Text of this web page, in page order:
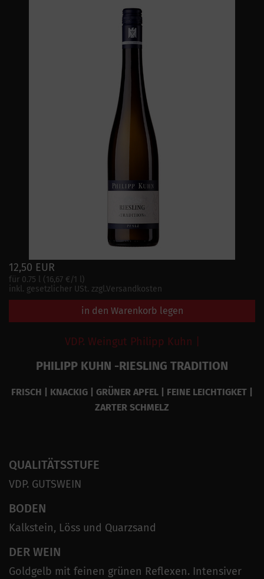
12,50 EUR
für 0.75 l (16,67 €/1 l)
inkl. gesetzlicher USt. zzgl.Versandkosten
in den Warenkorb legen
VDP. Weingut Philipp Kuhn |
PHILIPP KUHN -RIESLING TRADITION
FRISCH | KNACKIG | GRÜNER APFEL | FEINE LEICHTIGKET |
ZARTER SCHMELZ
QUALITÄTSSTUFE
VDP. GUTSWEIN
BODEN
Kalkstein, Löss und Quarzsand
DER WEIN
Goldgelb mit feinen grünen Reflexen. Intensiver